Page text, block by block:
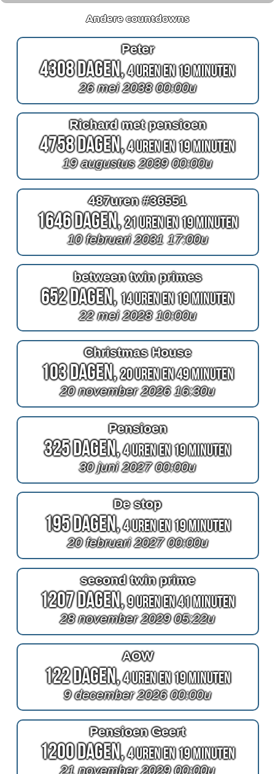
Andere countdowns
Peter
4308 Dagen,4 Uren en 19 Minuten
26 mei 2038 00:00u
Richard met pensioen
4758 Dagen,4 Uren en 19 Minuten
19 augustus 2039 00:00u
487uren #36551
1646 Dagen,21 Uren en 19 Minuten
10 februari 2031 17:00u
between twin primes
652 Dagen,14 Uren en 19 Minuten
22 mei 2028 10:00u
Christmas House
103 Dagen,20 Uren en 49 Minuten
20 november 2026 16:30u
Pensioen
325 Dagen,4 Uren en 19 Minuten
30 juni 2027 00:00u
De stop
195 Dagen,4 Uren en 19 Minuten
20 februari 2027 00:00u
second twin prime
1207 Dagen,9 Uren en 41 Minuten
28 november 2029 05:22u
AOW
122 Dagen,4 Uren en 19 Minuten
9 december 2026 00:00u
Pensioen Geert
1200 Dagen,4 Uren en 19 Minuten
21 november 2029 00:00u